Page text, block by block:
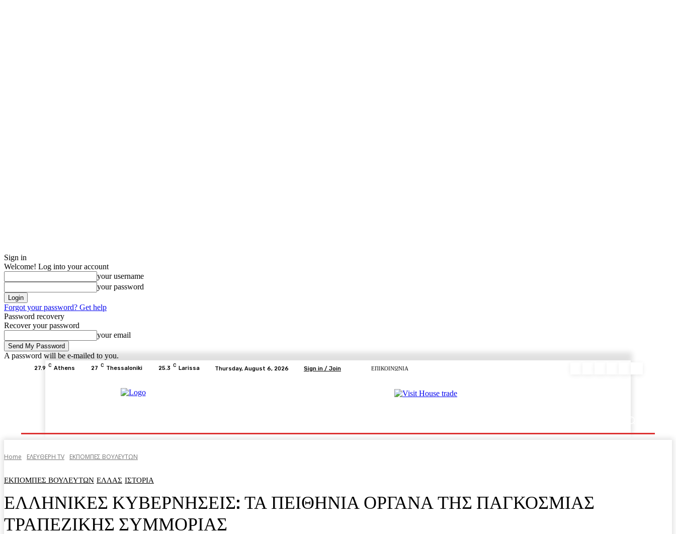
Sign in
Welcome! Log into your account
your username
your password
Forgot your password? Get help
Password recovery
Recover your password
your email
A password will be e-mailed to you.
27.9 C Athens 27 C Thessaloniki 25.3 C Larissa Thursday, August 6, 2026 Sign in / Join ΕΠΙΚΟΙΝΩΝΙΑ
Home ΕΛΕΥΘΕΡΗ ΤV ΕΚΠΟΜΠΕΣ ΒΟΥΛΕΥΤΩΝ
ΕΚΠΟΜΠΕΣ ΒΟΥΛΕΥΤΩΝ ΕΛΛΑΣ ΙΣΤΟΡΙΑ
ΕΛΛΗΝΙΚΕΣ ΚΥΒΕΡΝΗΣΕΙΣ: ΤΑ ΠΕΙΘΗΝΙΑ ΟΡΓΑΝΑ ΤΗΣ ΠΑΓΚΟΣΜΙΑΣ
ΤΡΑΠΕΖΙΚΗΣ ΣΥΜΜΟΡΙΑΣ